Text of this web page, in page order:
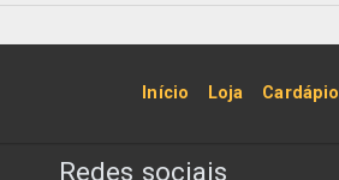
Início Loja Cardápio
Redes sociais